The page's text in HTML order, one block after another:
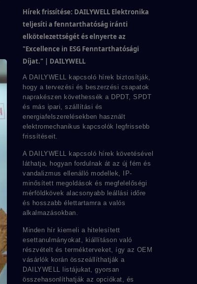
Hírek frissítése: DAILYWELL Elektronika
teljesíti a fenntarthatóság iránti
elkötelezettségét és elnyerte az
"Excellence in ESG Fenntarthatósági
Díjat." | DAILYWELL
A DAILYWELL kapcsoló hírek biztosítják,
hogy a tervezési és beszerzési csapatok
naprakészen követhessék a DPDT, SPDT
és más ipari, szállítási és
energiafelszerelésekben használt
elektromechanikus kapcsolók legfrissebb
frissítéseit.
A DAILYWELL kapcsoló hírek követésével
láthatja, hogyan fordulnak át az új fém és
vandalizmus ellenálló modellek, IP-
minősített megoldások és megfelelőségi
mérföldkövek alacsonyabb leállási időre
és hosszabb élettartamra a valós
alkalmazásokban.
Minden hír kiemeli a hitelesített
esettanulmányokat, kiállításon való
részvételt és termékterveket, így az OEM
vásárlók korán összeállíthatják a
DAILYWELL listájukat, gyorsan
összehasonlíthatják az opciókat, és